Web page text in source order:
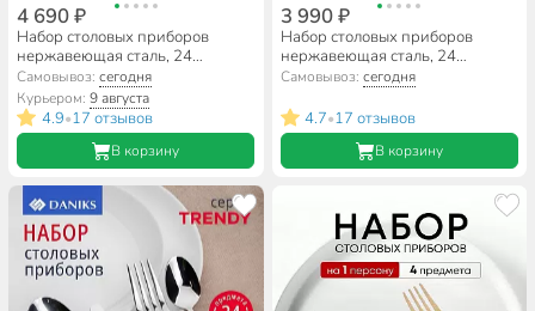
4 690 ₽
Набор столовых приборов
нержавеющая сталь, 24
предмета, с художественной
росписью, Павловский завод
им. Кирова, Тройка М-3,
СН-11/7
Самовывоз:сегодня
Курьером:9 августа
4.9•17 отзывов
В корзину
3 990 ₽
Набор столовых приборов
нержавеющая сталь, 24
предмета, стандарт,
Павловский завод им. Кирова,
Тройка М-3, СН-12/53
Самовывоз: сегодня
4.7•17 отзывов
В корзину